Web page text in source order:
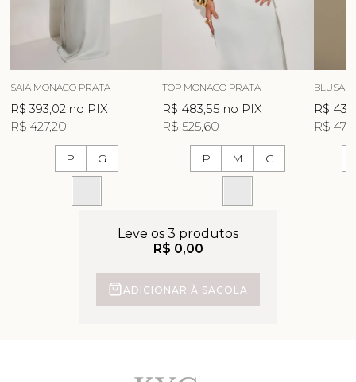
SAIA MONACO PRATA
R$ 393,02 no PIX
R$ 427,20
P G
TOP MONACO PRATA
R$ 483,55 no PIX
R$ 525,60
P M G
BLUSA
R$
R$
Leve os 3 produtos
R$ 0,00
ADICIONAR À SACOLA